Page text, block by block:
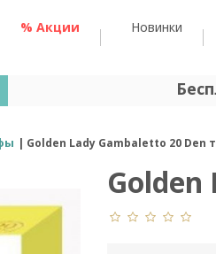
% Акции Новинки
Golden Lady Gambaletto 20
Golden